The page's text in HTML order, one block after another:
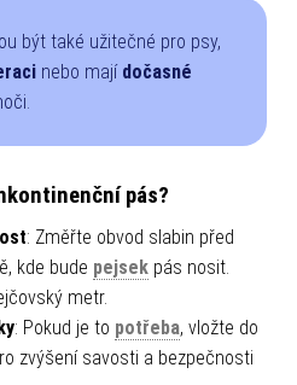
být také užitečné pro psy,
nebo mají dočasné
pás?
: Změřte obvod slabin před
kde bude pejsek pás nosit.
metr.
: Pokud je to potřeba, vložte do
zvýšení savosti a bezpečnosti